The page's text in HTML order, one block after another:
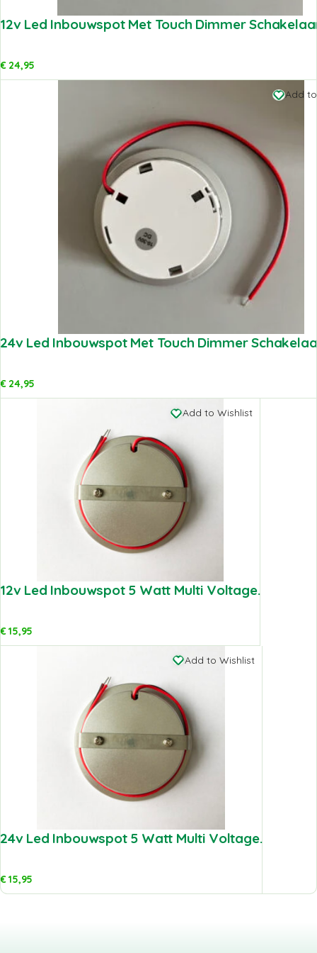
12v Led Inbouwspot Met Touch Dimmer
€24,95
Add
24v Led Inbouwspot Met Touch Dimmer
€24,95
Add to Wishlist
12v Led Inbouwspot 5 Watt Multi Voltage.
€15,95
Add to Wishlist
24v Led Inbouwspot 5 Watt Multi Voltage.
€15,95